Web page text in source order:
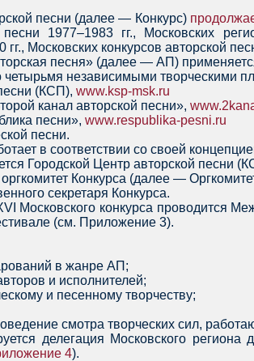
песни (далее — Конкурс)
1977–1983 гг., Московских
Московских конкурсов авторской
песня» (далее — АП)
четырьмя независимыми творческими
(КСП), www.ksp-msk.ru
канал авторской песни»,
песни», www.respublika-pesni.ru
песни.
в соответствии со своей
Городской Центр авторской песни
Конкурса (далее —
секретаря Конкурса.
Московского конкурса проводится
(см. Приложение 3).
в жанре АП;
и исполнителей;
и песенному творчеству;
смотра творческих сил,
делегация Московского
4).